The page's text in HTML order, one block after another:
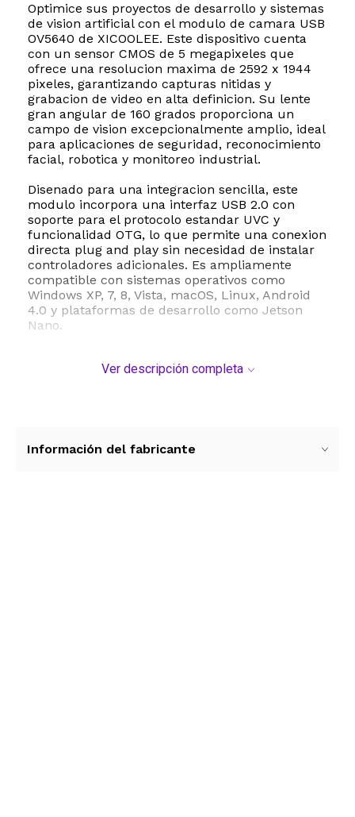
Optimice sus proyectos de desarrollo y sistemas
de vision artificial con el modulo de camara USB
OV5640 de XICOOLEE. Este dispositivo cuenta
con un sensor CMOS de 5 megapixeles que
ofrece una resolucion maxima de 2592 x 1944
pixeles, garantizando capturas nitidas y
grabacion de video en alta definicion. Su lente
gran angular de 160 grados proporciona un
campo de vision excepcionalmente amplio, ideal
para aplicaciones de seguridad, reconocimiento
facial, robotica y monitoreo industrial.
Disenado para una integracion sencilla, este
modulo incorpora una interfaz USB 2.0 con
soporte para el protocolo estandar UVC y
funcionalidad OTG, lo que permite una conexion
directa plug and play sin necesidad de instalar
controladores adicionales. Es ampliamente
compatible con sistemas operativos como
Windows XP, 7, 8, Vista, macOS, Linux, Android
4.0 y plataformas de desarrollo como Jetson
Nano.
encuentran un microfono integrado, flash
peso ultra ligero de solo 3 gramos y un diseno
Ver descripción completa
Información del fabricante